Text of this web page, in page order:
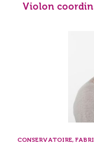
Violon
CONSERVATOIRE,